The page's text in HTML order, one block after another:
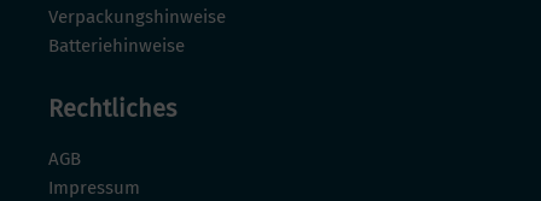
Verpackungshinweise
Batteriehinweise
Rechtliches
AGB
Impressum